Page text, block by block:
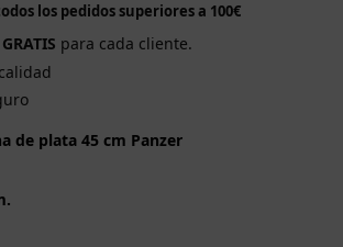
los pedidos superiores a 100€
GRATIS para cada cliente.
de plata 45 cm Panzer